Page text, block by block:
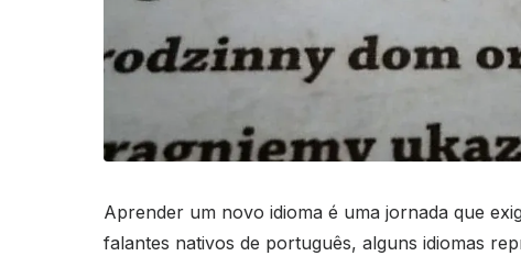
Aprender um novo idioma é uma jornada que
falantes nativos de português, alguns idiomas